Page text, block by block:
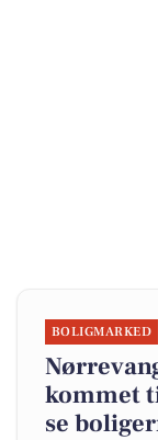
BOLIGMARKED
kommet
se